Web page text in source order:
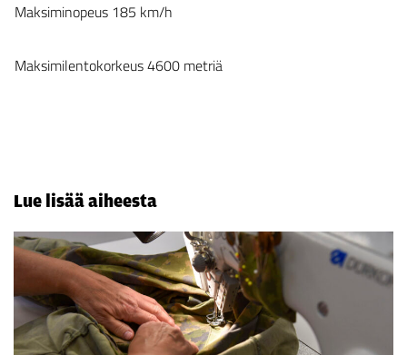
Maksiminopeus 185 km/h
Maksimilentokorkeus 4600 metriä
Lue lisää aiheesta